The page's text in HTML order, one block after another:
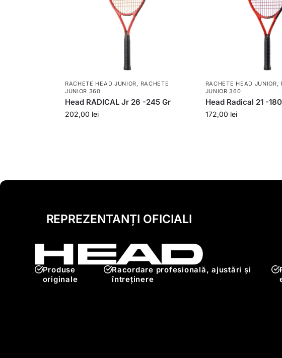
RACHETE HEAD JUNIOR
RACHETE
JUNIOR 360
Head RADICAL Jr 26 -245 Gr
202,00 lei
RACHETE HEAD JUNIOR
JUNIOR 360
Head Radical 21 -
172,00 lei
REPREZENTANȚI OFICIALI
Produse
originale
Racordare profesională, ajustări și
întreținere